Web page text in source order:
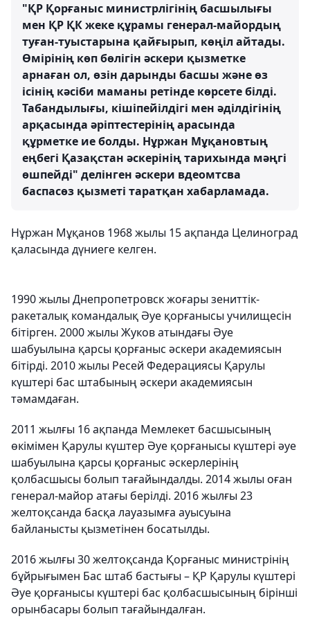
"ҚР Қорғаныс министрлігінің басшылығы
мен ҚР ҚК жеке құрамы генерал-майордың
туған-туыстарына қайғырып, көңіл айтады.
Өмірінің көп бөлігін әскери қызметке
арнаған ол, өзін дарынды басшы және өз
ісінің кәсіби маманы ретінде көрсете білді.
Табандылығы, кішіпейілдігі мен әділдігінің
арқасында әріптестерінің арасында
құрметке ие болды. Нұржан Мұқановтың
еңбегі Қазақстан әскерінің тарихында мәңгі
өшпейді" делінген әскери вдеомтсва
баспасөз қызметі таратқан хабарламада.
Нұржан Мұқанов 1968 жылы 15 ақпанда Целиноград
қаласында дүниеге келген.
1990 жылы Днепропетровск жоғары зениттік-
ракеталық командалық Әуе қорғанысы училищесін
бітірген. 2000 жылы Жуков атындағы Әуе
шабуылына қарсы қорғаныс әскери академиясын
бітірді. 2010 жылы Ресей Федерациясы Қарулы
күштері бас штабының әскери академиясын
тәмамдаған.
2011 жылғы 16 ақпанда Мемлекет басшысының
өкімімен Қарулы күштер Әуе қорғанысы күштері әуе
шабуылына қарсы қорғаныс әскерлерінің
қолбасшысы болып тағайындалды. 2014 жылы оған
генерал-майор атағы берілді. 2016 жылғы 23
желтоқсанда басқа лауазымға ауысуына
байланысты қызметінен босатылды.
2016 жылғы 30 желтоқсанда Қорғаныс министрінің
бұйрығымен Бас штаб бастығы – ҚР Қарулы күштері
Әуе қорғанысы күштері бас қолбасшысының бірінші
орынбасары болып тағайындалған.